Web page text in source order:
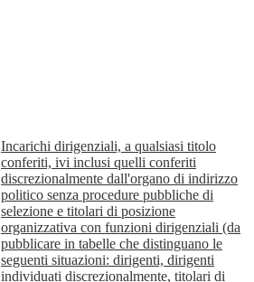
Incarichi dirigenziali, a qualsiasi titolo
conferiti, ivi inclusi quelli conferiti
discrezionalmente dall'organo di indirizzo
politico senza procedure pubbliche di
selezione e titolari di posizione
organizzativa con funzioni dirigenziali (da
pubblicare in tabelle che distinguano le
seguenti situazioni: dirigenti, dirigenti
individuati discrezionalmente, titolari di